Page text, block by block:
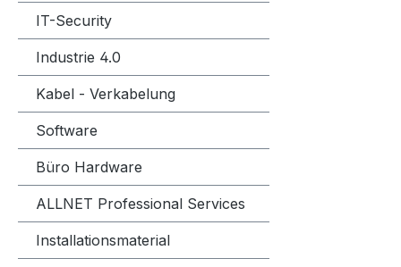
IT-Security
Industrie 4.0
Kabel - Verkabelung
Software
Büro Hardware
ALLNET Professional Services
Installationsmaterial